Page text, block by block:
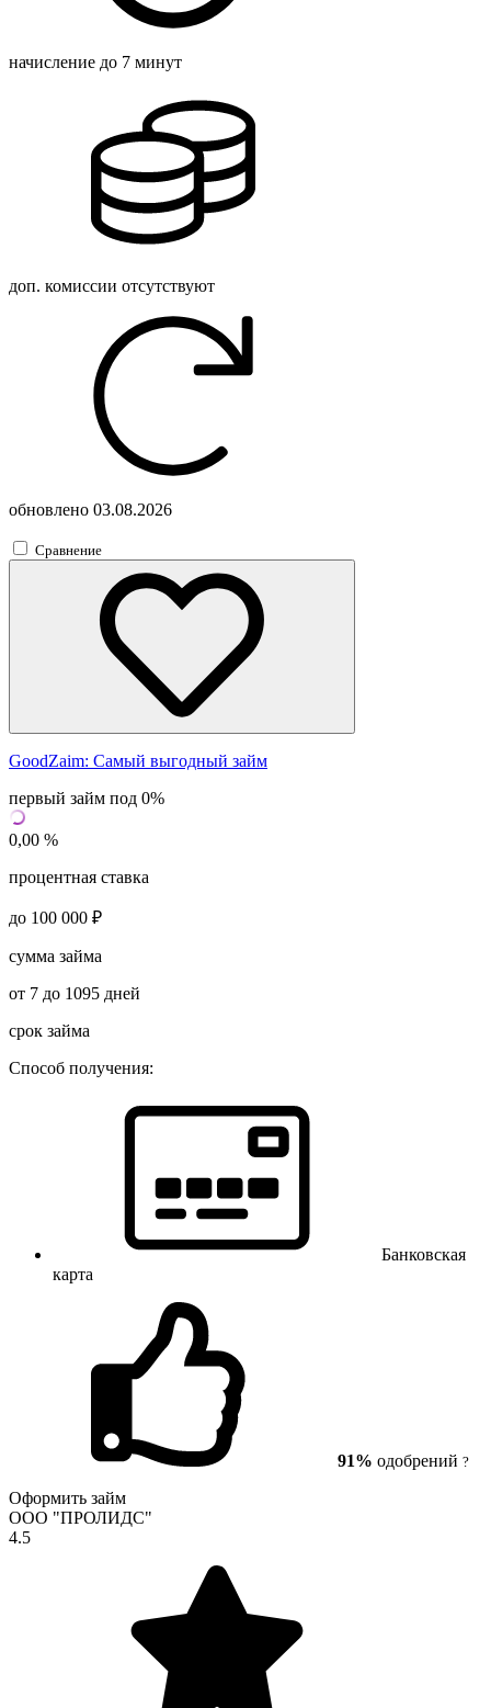
начисление до 7 минут
доп. комиссии отсутствуют
обновлено 03.08.2026
Сравнение
GoodZaim: Самый выгодный займ
первый займ под 0%
0,00 %
процентная ставка
до 100 000 ₽
сумма займа
от 7 до 1095 дней
срок займа
Способ получения:
Банковская
карта
91% одобрений ?
Оформить займ
ООО "ПРОЛИДС"
4.5